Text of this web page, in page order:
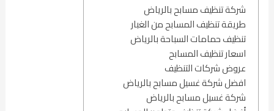
شركة تنظيف مسابح بالرياض
طريقة تنظيف المسابح من الغبار
تنظيف حمامات السباحة بالرياض
اسعار تنظيف المسابح
عروض شركات التنظيف
افضل شركة غسيل مسابح بالرياض
شركة غسيل مسابح بالرياض